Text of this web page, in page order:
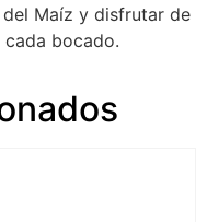
Maíz y disfrutar de
bocado.